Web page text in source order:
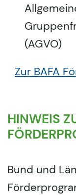
(AGVO)
Zur BAFA
HINWEIS
Bund und